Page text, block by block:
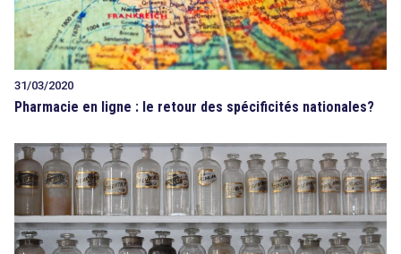
31/03/2020
Pharmacie en ligne : le retour des spécificités nationales?